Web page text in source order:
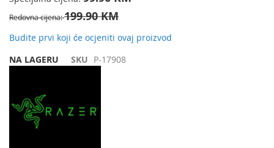
galerije
slika
Redovna cijena 199.90 KM
Budite prvi koji će ocjeniti ovaj proizvod
NA LAGERU
SKU P-17908